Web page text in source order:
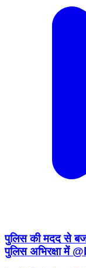
पुलिस की मदद से
पुलिस अभिरक्षा में